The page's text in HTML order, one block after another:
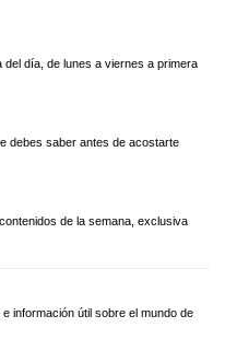
día, de lunes a viernes a primera
debes saber antes de acostarte
de la semana, exclusiva
información útil sobre el mundo de